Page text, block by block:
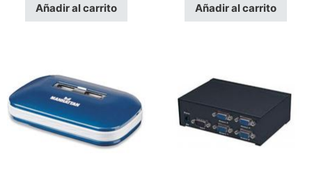
Añadir al carrito Añadir al carrito